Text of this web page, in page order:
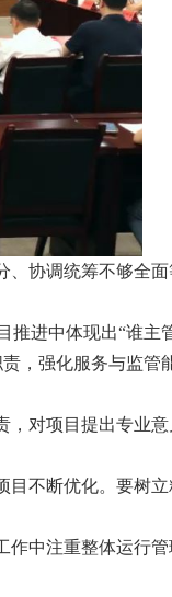
协调统筹不够全面
推进中体现出“谁主
，强化服务与监管
，对项目提出专业
目不断优化。要树
中注重整体运行管